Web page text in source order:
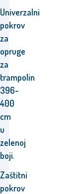
Univerzalni
pokrov
za
opruge
za
trampolin
396-
400
cm
u
zelenoj
boji.
Zaštitni
pokrov